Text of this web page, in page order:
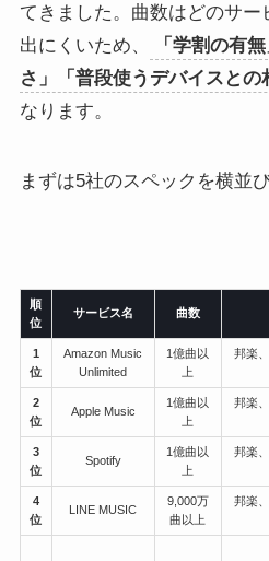
てきました。曲数はどのサ
出にくいため、
「学割の有
さ」「普段使うデバイスとの
なります。
まずは5社のスペックを横並
順
位
サービス名 曲数
1
位
Amazon Music
Unlimited
1億曲以
上
邦楽
2
位
Apple Music
1億曲以
上
邦楽
3
位
Spotify
1億曲以
上
邦楽
4
位
LINE MUSIC
9,000万
曲以上
邦楽